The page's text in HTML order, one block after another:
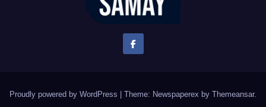
Proudly powered by WordPress Theme: Newspaperex by Themeansar.